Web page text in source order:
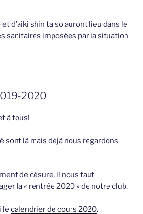
et d’aiki shin taiso auront lieu dans le
sanitaires imposées par la situation
2020
à tous!
sont là mais déjà nous regardons
de césure, il nous faut
la « rentrée 2020 » de notre club.
le calendrier de cours 2020.